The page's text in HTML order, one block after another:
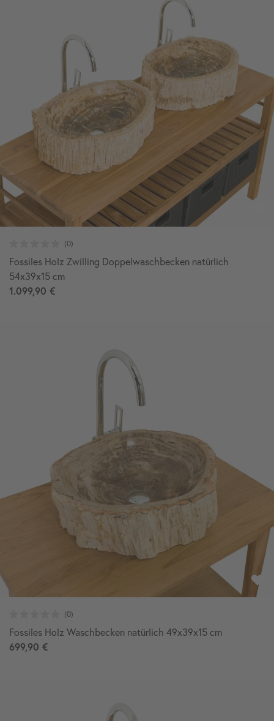
Fossiles Holz Zwilling Doppelwaschbecken natürlich
54x39x15 cm
1.099,90 €
Fossiles Holz Waschbecken natürlich 49x39x15 cm
699,90 €